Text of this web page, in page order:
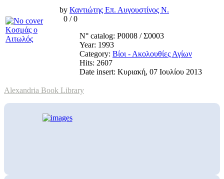
by Καντιώτης Επ. Αυγουστίνος Ν.
0 /0
N° catalog: Ρ0008 / Σ0003
Year: 1993
Category: Βίοι - Ακολουθίες Αγίων
Hits: 2607
Date insert: Κυριακή, 07 Ιουλίου 2013
Alexandria Book Library